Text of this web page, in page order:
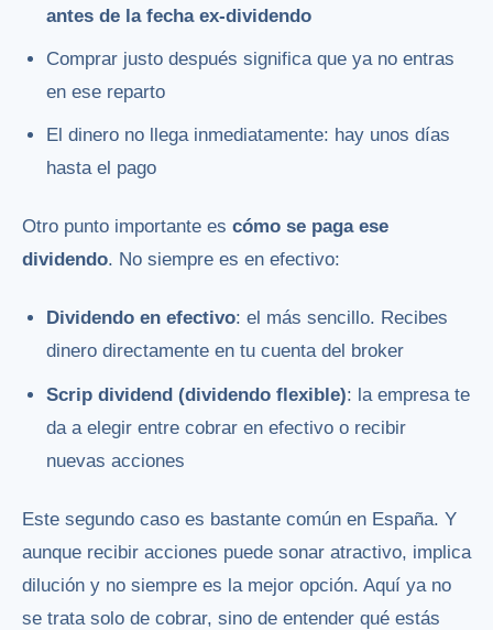
antes de la fecha ex-dividendo
Comprar justo después significa que ya no entras
en ese reparto
El dinero no llega inmediatamente: hay unos días
hasta el pago
Otro punto importante es cómo se paga ese
dividendo. No siempre es en efectivo:
Dividendo en efectivo: el más sencillo. Recibes
dinero directamente en tu cuenta del broker
Scrip dividend (dividendo flexible): la empresa te
da a elegir entre cobrar en efectivo o recibir
nuevas acciones
Este segundo caso es bastante común en España. Y
aunque recibir acciones puede sonar atractivo, implica
dilución y no siempre es la mejor opción. Aquí ya no
se trata solo de cobrar, sino de entender qué estás